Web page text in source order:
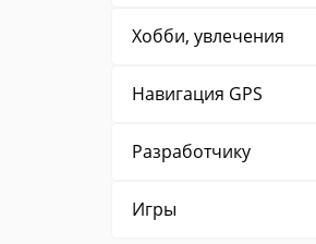
Хобби, увлечения
Навигация GPS
Разработчику
Игры
Файл формата exe:
особенности
04 февраля 2019